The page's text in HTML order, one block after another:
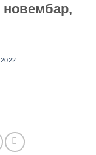
новембар,